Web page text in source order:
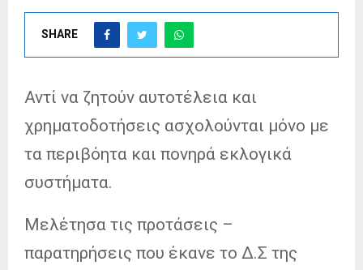
SHARE
Αντί να ζητούν αυτοτέλεια και
χρηματοδοτήσεις ασχολούνται μόνο με
τα περιβόητα και πονηρά εκλογικά
συστήματα.
Μελέτησα τις προτάσεις –
παρατηρήσεις που έκανε το Δ.Σ της